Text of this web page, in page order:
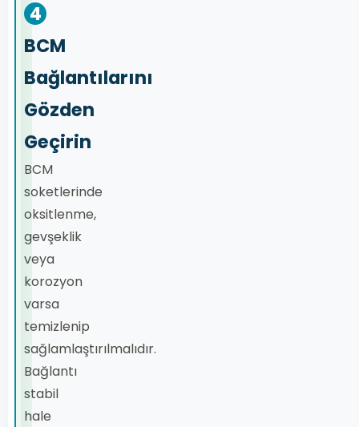
4
BCM
Bağlantılarını
Gözden
Geçirin
BCM
soketlerinde
oksitlenme,
gevşeklik
veya
korozyon
varsa
temizlenip
sağlamlaştırılmalıdır.
Bağlantı
stabil
hale